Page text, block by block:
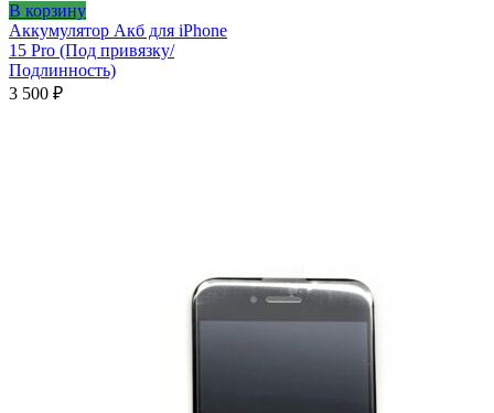
В корзину
Аккумулятор Акб для iPhone
15 Pro (Под привязку/
Подлинность)
3 500 ₽